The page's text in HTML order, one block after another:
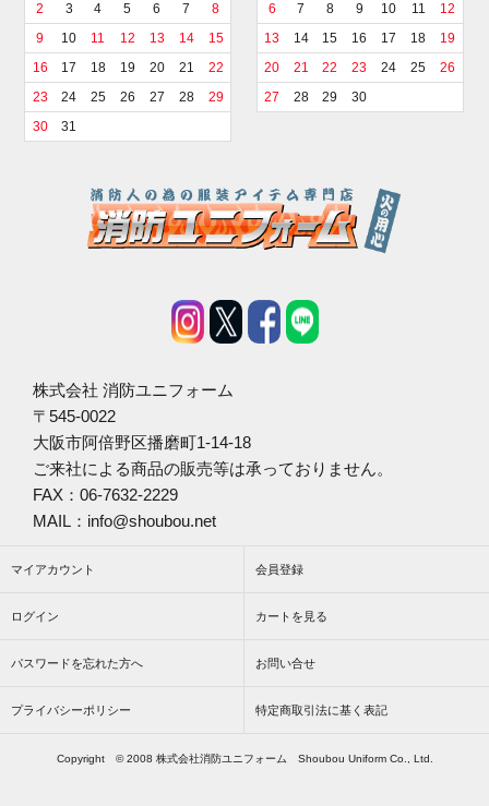
2
3 4 5 6 7
8
9
10 11 12 13 14
15
16
17 18 19 20 21
22
23
24 25 26 27 28
29
30
31
6
7 8 9 10 11
12
13
14 15 16 17 18
19
20
21 22 23 24 25
26
27
28 29 30
株式会社 消防ユニフォーム
〒545-0022
大阪市阿倍野区播磨町1-14-18
ご来社による商品の販売等は承っておりません。
FAX：06-7632-2229
MAIL：info@shoubou.net
マイアカウント 会員登録
ログイン カートを見る
パスワードを忘れた方へ お問い合せ
プライバシーポリシー 特定商取引法に基く表記
Copyright © 2008 株式会社消防ユニフォーム Shoubou Uniform Co., Ltd.